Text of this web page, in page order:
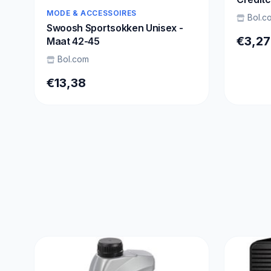
MODE & ACCESSOIRES
Swoosh Sportsokken Unisex -
Maat 42-45
Bol.com
€13,38
Case
€3,27